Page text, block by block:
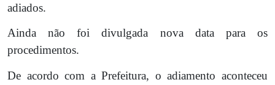
adiados.
Ainda não foi divulgada nova data para os
procedimentos.
De acordo com a Prefeitura, o adiamento aconteceu